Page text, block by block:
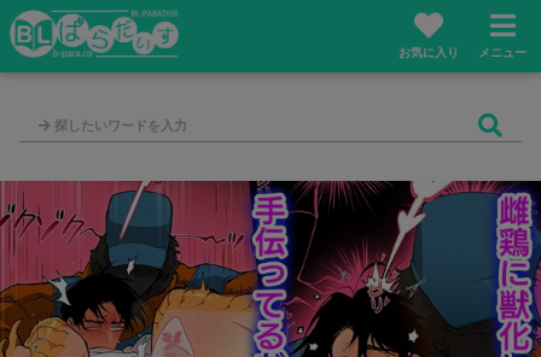
お気に入り メニュー